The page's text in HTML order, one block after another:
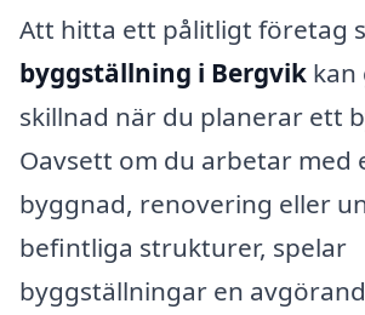
Att hitta ett pålitligt företag
byggställning i Bergvik kan
skillnad när du planerar ett
Oavsett om du arbetar med
byggnad, renovering eller
befintliga strukturer, spelar
byggställningar en